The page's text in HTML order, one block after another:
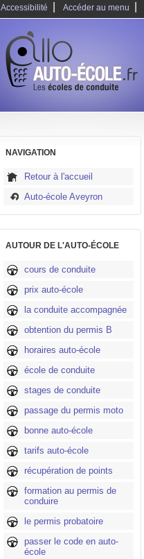
Accessibilité Accéder au menu
NAVIGATION
Retour à l'accueil
Auto-école Aveyron
AUTOUR DE L'AUTO-ÉCOLE
cours de conduite
prix auto-école
la conduite accompagnée
obtention du permis B
horaires auto-école
école de conduite
stages de conduite
passage du permis moto
bonne auto-école
tarifs auto-école
récupération de points
formation au permis de
conduire
le permis probatoire
passer le code en auto-
école